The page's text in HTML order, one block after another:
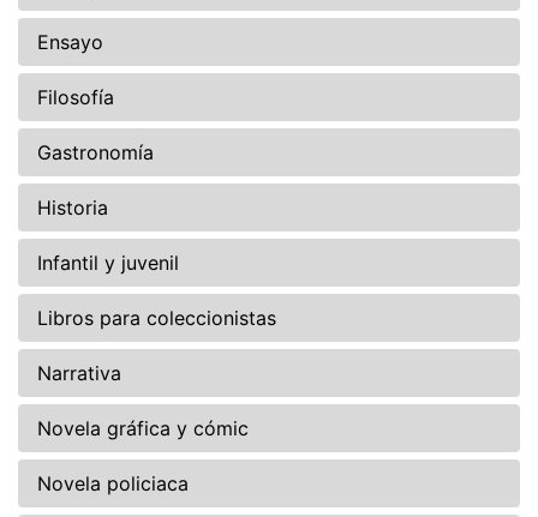
Ensayo
Filosofía
Gastronomía
Historia
Infantil y juvenil
Libros para coleccionistas
Narrativa
Novela gráfica y cómic
Novela policiaca